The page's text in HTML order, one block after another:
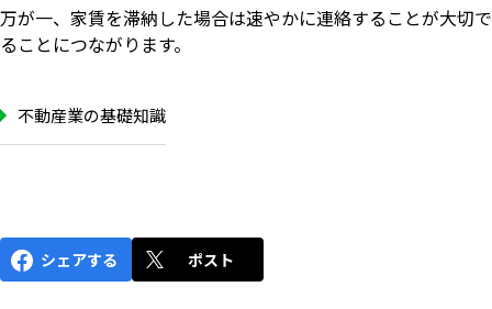
万が一、家賃を滞納した場合は速やかに連絡することが大切
ることにつながります。
不動産業の基礎知識
シェアする ポスト